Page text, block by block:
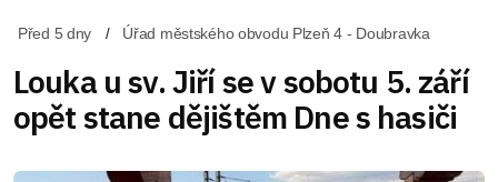
Před 5 dny Úřad městského obvodu Plzeň 4 - Doubravka
Louka u sv. Jiří se v sobotu 5. září
opět stane dějištěm Dne s hasiči